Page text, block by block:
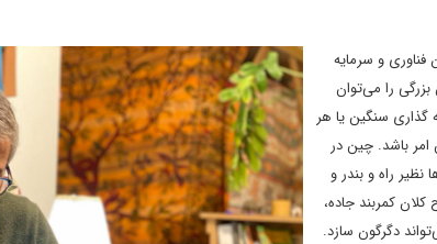
و سرمایه
بزرگی را می‌توان
گذاری سنگین یا هر
باشد. چین در
راه و بندر و
کمربند جاده،
دگرگون سازد.